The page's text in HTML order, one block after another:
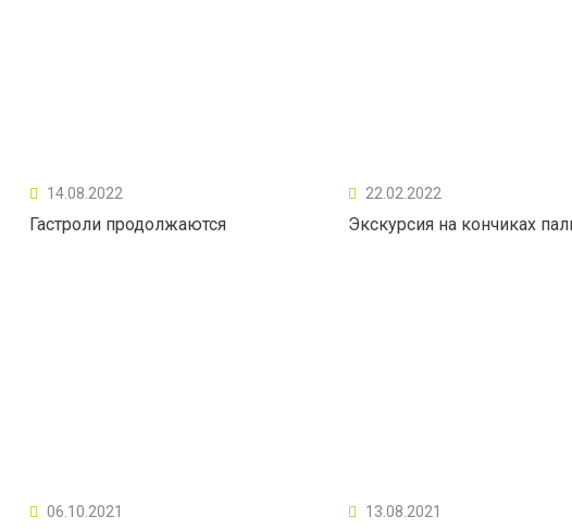
14.08.2022
Гастроли продолжаются
22.02.2022
Экскурсия на кончиках
06.10.2021 13.08.2021